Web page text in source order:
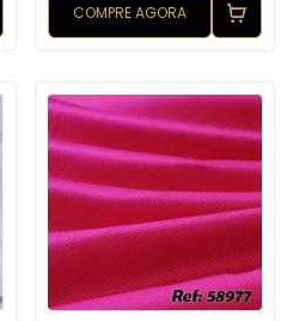
COMPRE AGORA